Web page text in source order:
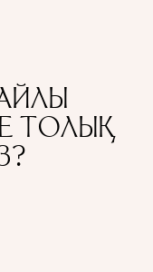
ТОЛЫҚ